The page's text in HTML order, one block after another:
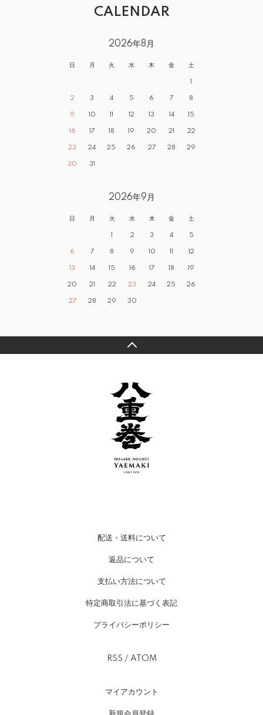
CALENDAR
2026年8月
日 月 火 水 木 金 土
1
2 3 4 5 6 7 8
9 10 11 12 13 14 15
16 17 18 19 20 21 22
23 24 25 26 27 28 29
30 31
2026年9月
日 月 火 水 木 金 土
1 2 3 4 5
6 7 8 9 10 11 12
13 14 15 16 17 18 19
20 21 22 23 24 25 26
27 28 29 30
配送・送料について
返品について
支払い方法について
特定商取引法に基づく表記
プライバシーポリシー
RSS / ATOM
マイアカウント